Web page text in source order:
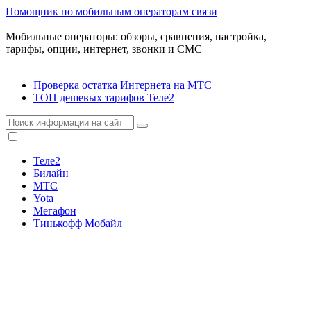
Помощник по мобильным операторам связи
Мобильные операторы: обзоры, сравнения, настройка,
тарифы, опции, интернет, звонки и СМС
Проверка остатка Интернета на МТС
ТОП дешевых тарифов Теле2
Теле2
Билайн
МТС
Yota
Мегафон
Тинькофф Мобайл